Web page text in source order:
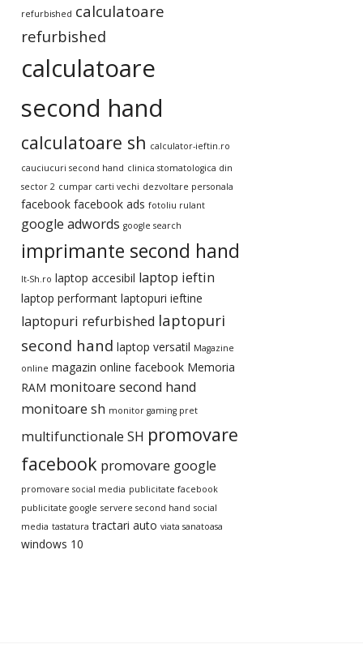
refurbished calculatoare
refurbished
calculatoare
second hand
calculatoare sh calculator-ieftin.ro
cauciucuri second hand clinica stomatologica din
sector 2 cumpar carti vechi dezvoltare personala
facebook facebook ads fotoliu rulant
google adwords google search
imprimante second hand
It-Sh.ro laptop accesibil laptop ieftin
laptop performant laptopuri ieftine
laptopuri refurbished laptopuri
second hand laptop versatil Magazine
online magazin online facebook Memoria
RAM monitoare second hand
monitoare sh monitor gaming pret
multifunctionale SH promovare
facebook promovare google
promovare social media publicitate facebook
publicitate google servere second hand social
media tastatura tractari auto viata sanatoasa
windows 10